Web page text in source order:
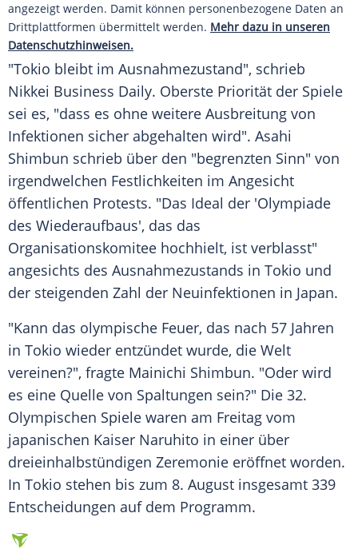
angezeigt werden. Damit können personenbezogene Daten an
Drittplattformen übermittelt werden. Mehr dazu in unseren
Datenschutzhinweisen.
"Tokio bleibt im Ausnahmezustand", schrieb
Nikkei Business Daily. Oberste Priorität der Spiele
sei es, "dass es ohne weitere Ausbreitung von
Infektionen sicher abgehalten wird". Asahi
Shimbun schrieb über den "begrenzten Sinn" von
irgendwelchen Festlichkeiten im Angesicht
öffentlichen Protests. "Das Ideal der 'Olympiade
des Wiederaufbaus', das das
Organisationskomitee hochhielt, ist verblasst"
angesichts des Ausnahmezustands in Tokio und
der steigenden Zahl der Neuinfektionen in Japan.
"Kann das olympische Feuer, das nach 57 Jahren
in Tokio wieder entzündet wurde, die Welt
vereinen?", fragte Mainichi Shimbun. "Oder wird
es eine Quelle von Spaltungen sein?" Die 32.
Olympischen Spiele waren am Freitag vom
japanischen Kaiser Naruhito in einer über
dreieinhalbstündigen Zeremonie eröffnet worden.
In Tokio stehen bis zum 8. August insgesamt 339
Entscheidungen auf dem Programm.